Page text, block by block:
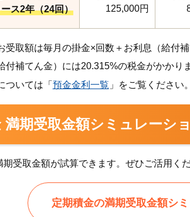
ス2年（24回）
125,000円
受取額は毎月の掛金×回数＋お利息（給付補
付補てん金）には20.315%の税金がかかり
ついては「 預金金利一覧 」をご覧ください。
満期受取金額シミュレーシ
期受取金額が試算できます。ぜひご活用くだ
定期積金の満期受取金額シ